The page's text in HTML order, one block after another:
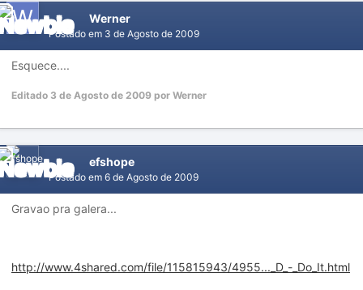
Werner
Postado em 3 de Agosto de 2009
Esquece....
Editado 3 de Agosto de 2009 por Werner
efshope
Postado em 6 de Agosto de 2009
Gravao pra galera...
http://www.4shared.com/file/115815943/4955..._D_-_Do_It.html